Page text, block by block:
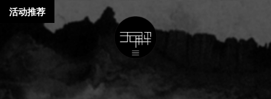
活动推荐